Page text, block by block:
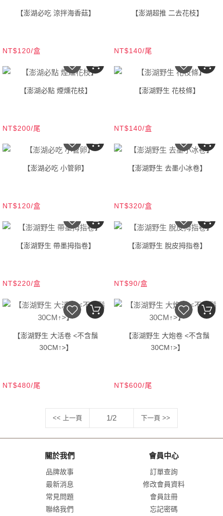
【澎湖必吃 涼拌海香菇】
NT$120/盒
【澎湖超推 二去花枝】
NT$140/尾
【澎湖必點 煙燻花枝】
NT$200/尾
【澎湖野生 花枝條】
NT$140/盒
【澎湖必吃 小管卵】
NT$120/盒
【澎湖野生 去墨小冰卷】
NT$320/盒
【澎湖野生 帶墨拇指卷】
NT$220/盒
【澎湖野生 脫皮拇指卷】
NT$90/盒
【澎湖野生 大活卷 <不含鬚
30CM↑>】
NT$480/尾
【澎湖野生 大炮卷 <不含鬚
30CM↑>】
NT$600/尾
<< 上一頁 1/2 下一頁 >>
關於我們
品牌故事
最新消息
常見問題
聯絡我們
會員中心
訂單查詢
修改會員資料
會員註冊
忘記密碼